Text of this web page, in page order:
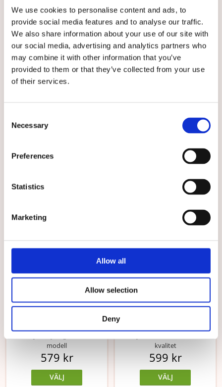
We use cookies to personalise content and ads, to
provide social media features and to analyse our traffic.
We also share information about your use of our site with
our social media, advertising and analytics partners who
may combine it with other information that you’ve
provided to them or that they’ve collected from your use
of their services.
Selection
Necessary
Preferences
Statistics
Marketing
Allow all
Allow selection
Deny
Välj storlek
579 kr
Välj storlek
Byxa med raka ben Marinblå
Populär vårdbyxa med rejäla
★★★★★
modell
579 kr
VÄLJ
Välj storlek
★★★★★
kvalitet
599 kr
VÄLJ